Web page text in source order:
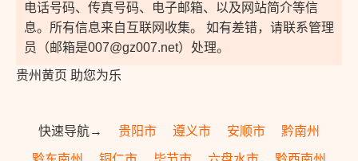
电话号码、传真号码、电子邮箱、以及网站简介等信
息。所有信息来自互联网收集。 如有差错，请联系管理
员（邮箱是007@gz007.net）处理。
贵州黄页 助您为乐
快速导航→ 贵阳市 遵义市 安顺市 黔南州